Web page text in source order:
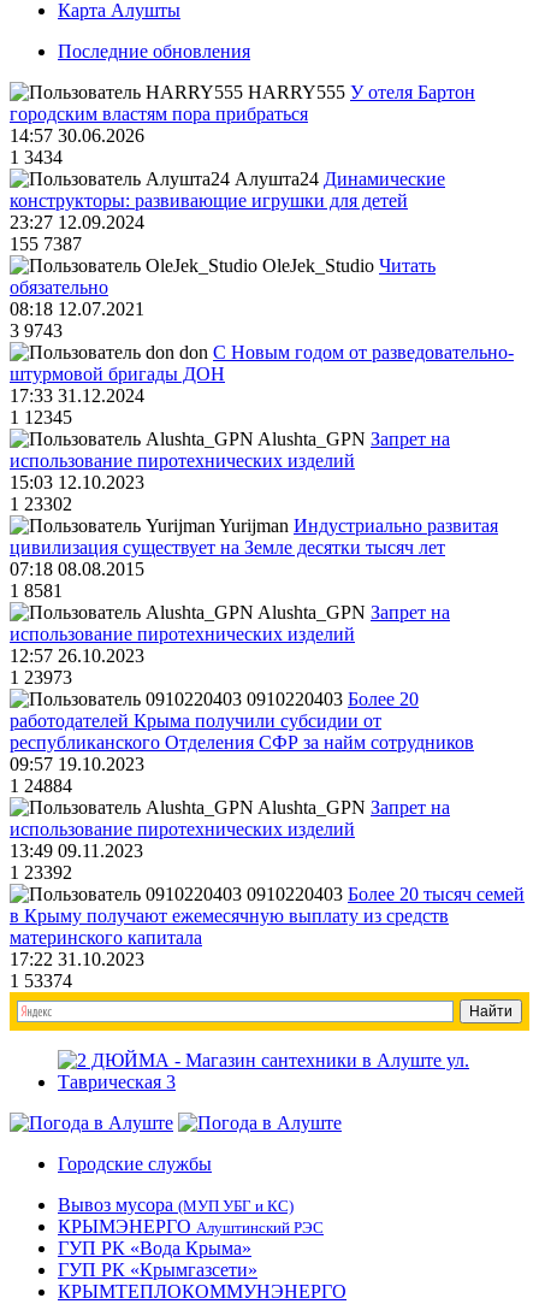
Карта Алушты
Последние обновления
HARRY555 У отеля Бартон
городским властям пора прибраться
14:57 30.06.2026
1 3434
Алушта24 Динамические
конструкторы: развивающие игрушки для детей
23:27 12.09.2024
155 7387
OleJek_Studio Читать
обязательно
08:18 12.07.2021
3 9743
don С Новым годом от разведовательно-
штурмовой бригады ДОН
17:33 31.12.2024
1 12345
Alushta_GPN Запрет на
использование пиротехнических изделий
15:03 12.10.2023
1 23302
Yurijman Индустриально развитая
цивилизация существует на Земле десятки тысяч лет
07:18 08.08.2015
1 8581
Alushta_GPN Запрет на
использование пиротехнических изделий
12:57 26.10.2023
1 23973
0910220403 Более 20
работодателей Крыма получили субсидии от
республиканского Отделения СФР за найм сотрудников
09:57 19.10.2023
1 24884
Alushta_GPN Запрет на
использование пиротехнических изделий
13:49 09.11.2023
1 23392
0910220403 Более 20 тысяч семей
в Крыму получают ежемесячную выплату из средств
материнского капитала
17:22 31.10.2023
1 53374
Городские службы
Вывоз мусора (МУП УБГ и КС)
КРЫМЭНЕРГО Алуштинский РЭС
ГУП РК «Вода Крыма»
ГУП РК «Крымгазсети»
КРЫМТЕПЛОКОММУНЭНЕРГО